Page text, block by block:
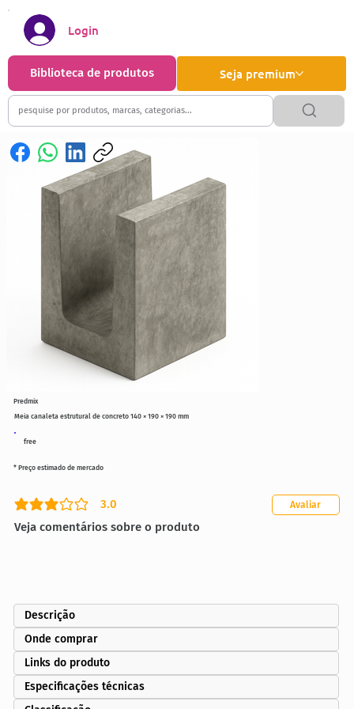
Seja premium
Biblioteca de produtos
Login
free
Meia canaleta estrutural de concreto 140 × 190 × 190 mm
3.0
classificação média é 3 de 5
Veja comentários sobre o produto
Avaliar
* Preço estimado de mercado
Predmix
Descrição
Onde comprar
Links do produto
Especificações técnicas